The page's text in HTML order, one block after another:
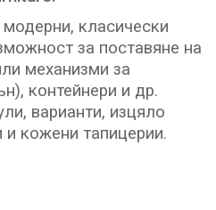
класически
за поставяне на
механизми за
контейнери и др.
варианти, изцяло
и кожени тапицерии.